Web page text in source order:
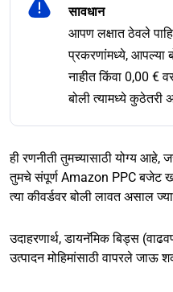
सावधान
आपण लक्षात ठेवले
प्रकरणांमध्ये, आपल्या
नाहीत किंवा 0,00 €
बोली त्यामध्ये कुठेतरी
ही रणनीती तुमच्यासाठी योग्य आहे,
तुमचे संपूर्ण Amazon PPC बजेट
त्या कीवर्डवर बोली लावत असाल
उदाहरणार्थ, डायनॅमिक बिड्स
उत्पादन मोहिमांसाठी वापरले जाऊ